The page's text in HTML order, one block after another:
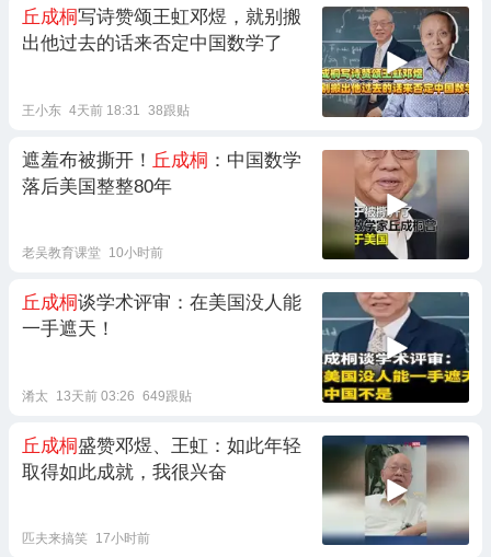
丘成桐写诗赞颂王虹邓煜，就别搬
出他过去的话来否定中国数学了
王小东 4天前 18:31 38跟贴
遮羞布被撕开！ 丘成桐 ：中国数学
落后美国整整80年
老吴教育课堂 10小时前
丘成桐谈学术评审：在美国没人能
一手遮天！
淆太 13天前 03:26 649跟贴
丘成桐盛赞邓煜、王虹：如此年轻
取得如此成就，我很兴奋
匹夫来搞笑 17小时前